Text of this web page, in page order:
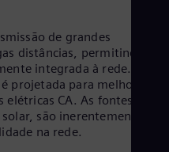
de grandes
distâncias, permitindo que
integrada à rede. A
projetada para melhorar a
CA. As fontes de
são inerentemente
na rede.